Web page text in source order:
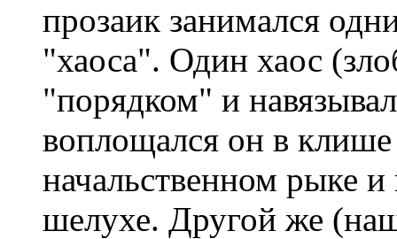
прозаик занимался
"хаоса". Один хаос
"порядком" и
воплощался он в клише
начальственном рыке
шелухе. Другой же